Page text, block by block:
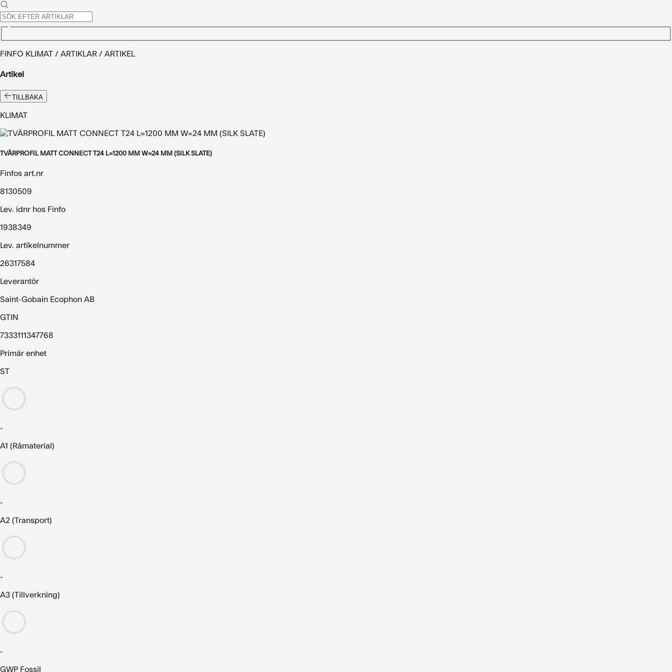
FINFO KLIMAT / ARTIKLAR / ARTIKEL
Artikel
TILLBAKA
KLIMAT
TVÄRPROFIL MATT CONNECT T24 L=1200 MM W=24 MM (SILK SLATE)
Finfos art.nr
8130509
Lev. idnr hos Finfo
1938349
Lev. artikelnummer
26317584
Leverantör
Saint-Gobain Ecophon AB
GTIN
7333111347768
Primär enhet
ST
-
A1 (Råmaterial)
-
A2 (Transport)
-
A3 (Tillverkning)
-
GWP Fossil